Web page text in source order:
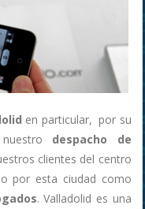
en particular, por su
despacho de
clientes del centro
por esta ciudad como
. Valladolid es una